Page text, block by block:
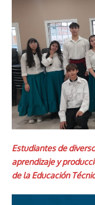
Estudiantes de
aprendizaje y
de la Educación